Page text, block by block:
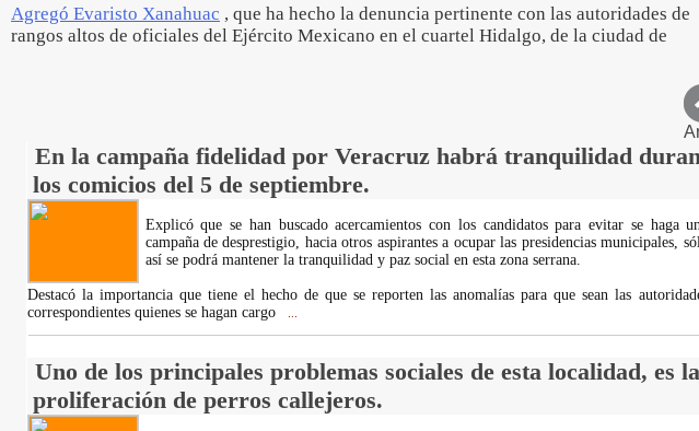
Agregó Evaristo Xanahuac , que ha hecho la denuncia pertinente con las autoridades de
rangos altos de oficiales del Ejército Mexicano en el cuartel Hidalgo, de la ciudad de
En la campaña fidelidad por Veracruz habrá tranquilidad
los comicios del 5 de septiembre.
Explicó que se han buscado acercamientos con los candidatos para evitar se haga
campaña de desprestigio, hacia otros aspirantes a ocupar las presidencias municipales,
así se podrá mantener la tranquilidad y paz social en esta zona serrana.
Destacó la importancia que tiene el hecho de que se reporten las anomalías para que sean las
correspondientes quienes se hagan cargo
Uno de los principales problemas sociales de esta localidad, es la
proliferación de perros callejeros.